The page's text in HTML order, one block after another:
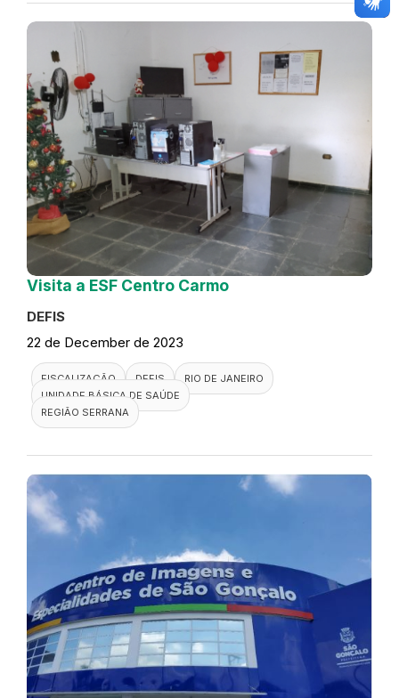
Visita a ESF Centro Carmo
DEFIS
22 de December de 2023
FISCALIZAÇÃO DEFIS
RIO DE JANEIRO
UNIDADE BÁSICA DE SAÚDE
REGIÃO SERRANA